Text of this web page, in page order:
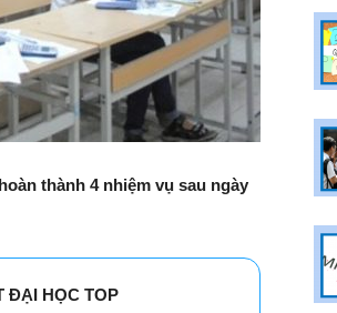
thành 4 nhiệm vụ sau ngày
ĐẠI HỌC TOP